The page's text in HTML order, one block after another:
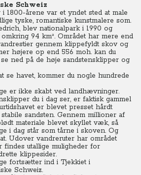
Schweiz
i 1800-årene var et yndet sted at male
tyske, romantiske kunstmalere som.
blev nationalpark i 1990 og
94 km². Området har mere end
gennem klippefyldt skov og
højere op end 556 moh. kan du
ned på de høje sandstensklipper og
se havet, kommer du nogle hundrede
er ikke skabt ved landhævninger.
du i dag ser, er faktisk gammel
er blevet presset hårdt
sandsten. Gennem millioner af
materiale blevet skyllet væk, så
i dag står som tårne i skoven. Og
Udover vandreruter har området
findes utallige muligheder for
klippesider.
fortsætter ind i Tjekkiet i
Schweiz.